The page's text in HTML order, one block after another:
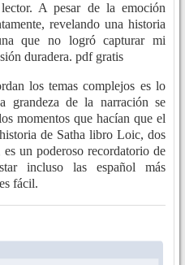
A pesar de la emoción
revelando una historia
que no logró capturar mi
duradera. pdf gratis
los temas complejos es lo
grandeza de la narración se
momentos que hacían que el
de Satha libro Loic, dos
un poderoso recordatorio de
incluso las español más
fácil.